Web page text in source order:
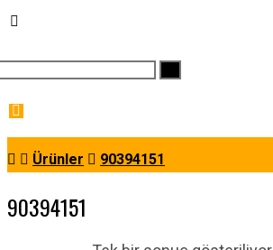
Ürünler 90394151
90394151